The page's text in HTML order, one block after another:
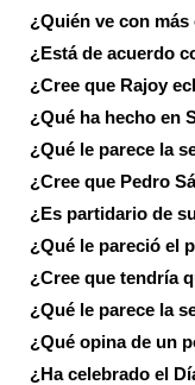
¿Quién ve con
¿Está de acuerdo
¿Cree que Rajoy
¿Qué ha hecho en
¿Qué le parece la
¿Cree que Pedro
¿Es partidario de
¿Qué le pareció el
¿Cree que tendría
¿Qué le parece la
¿Qué opina de un
¿Ha celebrado el